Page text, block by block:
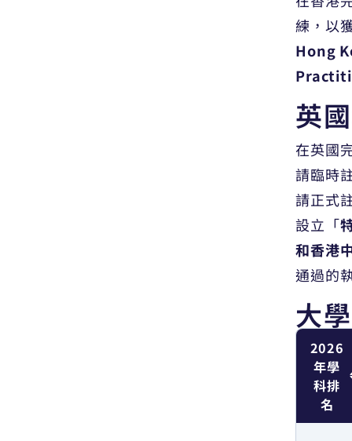
練，以
Hong
英
在英國
請臨時
請正式
設立「
和香港
通過的
大
2026
年學
科排
名